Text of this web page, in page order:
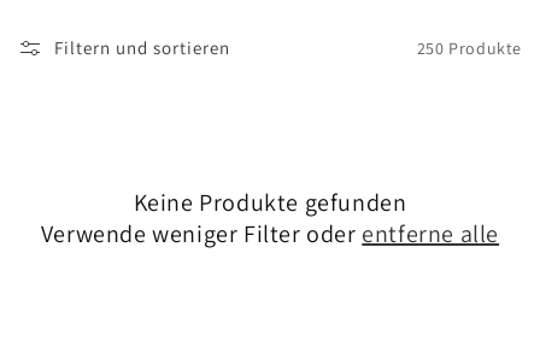
i
Filtern und sortieren 250 Produkte
Keine Produkte gefunden
Verwende weniger Filter oder entferne alle